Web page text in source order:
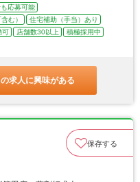
応募可能
む）
住宅補助（手当）あり
可 店舗数30以上
積極採用中
求人に興味がある
保存する